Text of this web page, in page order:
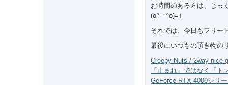
お時間のある方は、じっ
(o^―^o)ﾆｺ
それでは、今日もフリー
最後にいつもの頂き物の
Creepy Nuts / 2way nice
「止まれ」ではなく「ト
GeForce RTX 4000シリ